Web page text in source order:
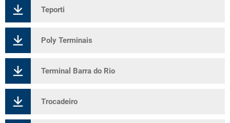
Teporti
Poly Terminais
Terminal Barra do Rio
Trocadeiro